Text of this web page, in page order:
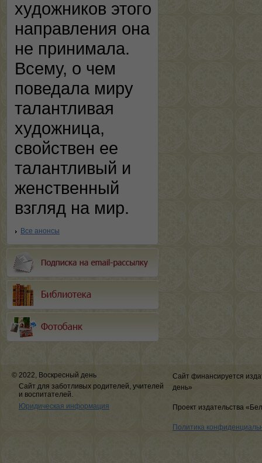
художников этого
направления она
не принимала.
Всему, о чем
поведала миру
талантливая
художница,
свойствен ее
талантливый и
женственный
взгляд на мир.
Все анонсы
© 2022, Воскресный день
Сайт для заботливых родителей, учителей
и воспитателей.
Юридическая информация
Сайт финансируется
день»
Проект издательства
Политика